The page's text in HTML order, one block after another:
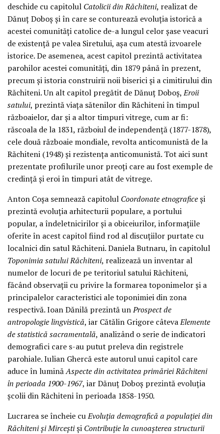
deschide cu capitolul Catolicii din Răchiteni, realizat de
Dănuț Doboș și în care se conturează evoluția istorică a
acestei comunități catolice de-a lungul celor șase veacuri
de existență pe valea Siretului, așa cum atestă izvoarele
istorice. De asemenea, acest capitol prezintă activitatea
parohilor acestei comunități, din 1879 până în prezent,
precum și istoria construirii noii biserici și a cimitirului din
Răchiteni. Un alt capitol pregătit de Dănuț Doboș,Eroii
satului, prezintă viața sătenilor din Răchiteni în timpul
războaielor, dar și a altor timpuri vitrege, cum ar fi:
răscoala de la 1831, războiul de independență (1877-1878),
cele două războaie mondiale, revolta anticomunistă de la
Răchiteni (1948) și rezistența anticomunistă. Tot aici sunt
prezentate profilurile unor preoți care au fost exemple de
credință și eroi în timpuri atât de vitrege.
Anton Coșa semnează capitolul Coordonate etnograficeși
prezintă evoluția arhitecturii populare, a portului
popular, a îndeletnicirilor și a obiceiurilor, informațiile
oferite în acest capitol fiind rod al discuțiilor purtate cu
localnici din satul Răchiteni. Daniela Butnaru, în capitolul
Toponimia satului Răchiteni, realizează un inventar al
numelor de locuri de pe teritoriul satului Răchiteni,
făcând observații cu privire la formarea toponimelor și a
principalelor caracteristici ale toponimiei din zona
respectivă. Ioan Dănilă prezintă unProspect de
antropologie lingvistică, iar Cătălin Grigore câtevaElemente
de statistică sacramentală, analizând o serie de indicatori
demografici care s-au putut preleva din registrele
parohiale. Iulian Ghercă este autorul unui capitol care
aduce în luminăAspecte din activitatea primăriei Răchiteni
în perioada 1900-1967, iar Dănuț Doboș prezintă evoluția
școlii din Răchiteni în perioada 1858-1950.
Lucrarea se încheie cuEvoluția demografică a populației din
Răchiteni și Mirceștiși Contribuție la cunoașterea structurii